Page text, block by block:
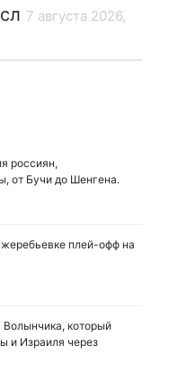
7 августа 2026,
россиян,
от Бучи до Шенгена.
плей-офф на
который
и Израиля через